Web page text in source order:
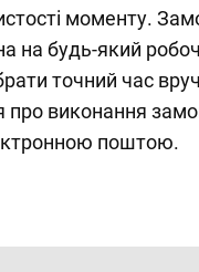
моменту.
на будь-який
точний час
про виконання
поштою.